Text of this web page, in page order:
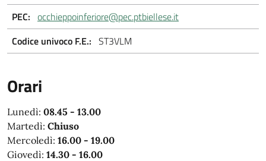
PEC: occhieppoinferiore@pec.ptbiellese.it
Codice univoco F.E.: ST3VLM
Orari
Lunedì: 08.45 - 13.00
Martedì: Chiuso
Mercoledì: 16.00 - 19.00
Giovedì: 14.30 - 16.00